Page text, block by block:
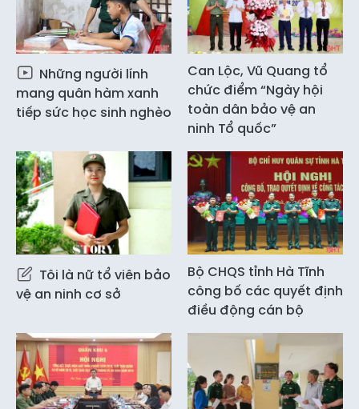
Những người lính
mang quân hàm xanh
tiếp sức học sinh nghèo
Can Lộc, Vũ Quang tổ
chức điểm “Ngày hội
toàn dân bảo vệ an
ninh Tổ quốc”
Tôi là nữ tổ viên bảo
vệ an ninh cơ sở
Bộ CHQS tỉnh Hà Tĩnh
công bố các quyết định
điều động cán bộ